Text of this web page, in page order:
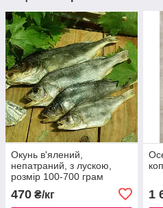
Окунь в'ялений,
непатраний, з лускою,
розмір 100-700 грам
470 ₴/кг 1